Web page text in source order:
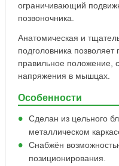
ограничивающий
позвоночника.
Анатомическая и
подголовника
правильное положение,
напряжения в мышцах.
Особенности
Сделан из цельного
металлическом
Снабжён
позиционирования.